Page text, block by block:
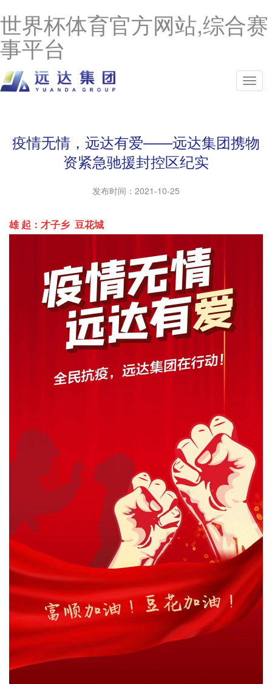
世界杯体育官方网站,综合赛
事平台
疫情无情，远达有爱——远达集团携物
资紧急驰援封控区纪实
发布时间： 2021-10-25
雄 起： 才子乡 豆花城